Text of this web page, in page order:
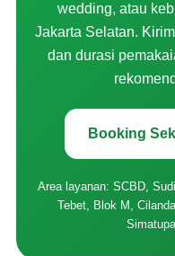
wedding, atau
Jakarta Selatan.
dan durasi
Booking
Area layanan: SCBD,
Tebet, Blok M,